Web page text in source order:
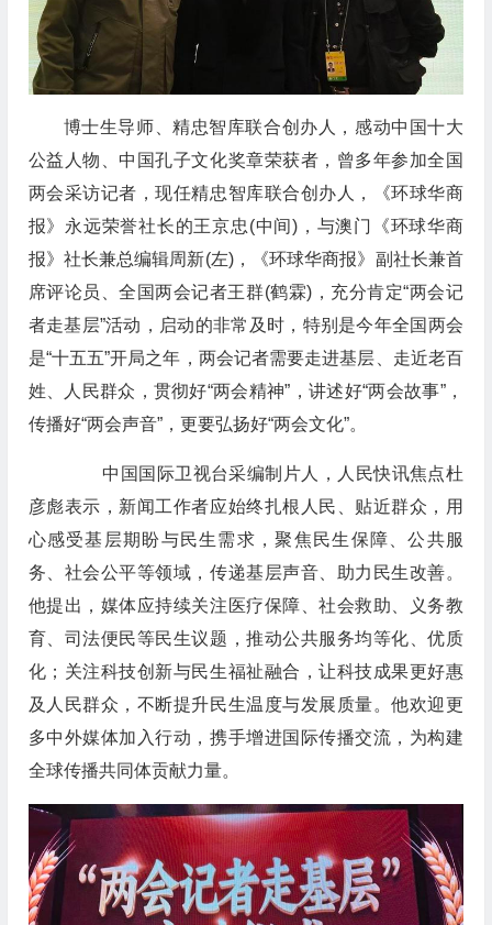
博士生导师、精忠智库联合创办人，感动中国十大
公益人物、中国孔子文化奖章荣获者，曾多年参加全国
两会采访记者，现任精忠智库联合创办人，《环球华商
报》永远荣誉社长的王京忠(中间)，与澳门《环球华商
报》社长兼总编辑周新(左)，《环球华商报》副社长兼首
席评论员、全国两会记者王群(鹤霖)，充分肯定“两会记
者走基层”活动，启动的非常及时，特别是今年全国两会
是“十五五”开局之年，两会记者需要走进基层、走近老百
姓、人民群众，贯彻好“两会精神”，讲述好“两会故事”，
传播好“两会声音”，更要弘扬好“两会文化”。
中国国际卫视台采编制片人，人民快讯焦点杜
彦彪表示，新闻工作者应始终扎根人民、贴近群众，用
心感受基层期盼与民生需求，聚焦民生保障、公共服
务、社会公平等领域，传递基层声音、助力民生改善。
他提出，媒体应持续关注医疗保障、社会救助、义务教
育、司法便民等民生议题，推动公共服务均等化、优质
化；关注科技创新与民生福祉融合，让科技成果更好惠
及人民群众，不断提升民生温度与发展质量。他欢迎更
多中外媒体加入行动，携手增进国际传播交流，为构建
全球传播共同体贡献力量。